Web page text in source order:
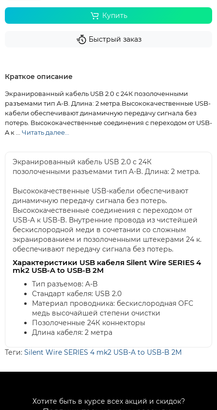
Купить
Быстрый заказ
Краткое описание
Экранированный кабель USB 2.0 с 24К позолоченными
разъемами тип A-B. Длина: 2 метра.Высококачественные USB-
кабели обеспечивают динамичную передачу сигнала без
потерь. Высококачественные соединения с переходом от USB-
A к ... Читать далее...
Экранированный кабель USB 2.0 с 24К
позолоченными разъемами тип A-B. Длина: 2 метра.
Высококачественные USB-кабели обеспечивают
динамичную передачу сигнала без потерь.
Высококачественные соединения с переходом от
USB-A к USB-B. Внутренние провода из чистейшей
бескислородной меди в сочетании со сложным
экранированием и позолоченными штекерами 24 к.
обеспечивают передачу сигнала без потерь.
Характеристики USB кабеля Silent Wire SERIES 4
mk2 USB-A to USB-B 2M
Тип разъемов: A-B
Стандарт кабеля: USB 2.0
Материал проводника: бескислородная OFC
медь высочайшей степени очистки
Позолоченные 24К коннекторы
Длина кабеля: 2 метра
Теги: Silent Wire SERIES 4 mk2 USB-A to USB-B 2M
Хотите быть в курсе всех акций и скидок?